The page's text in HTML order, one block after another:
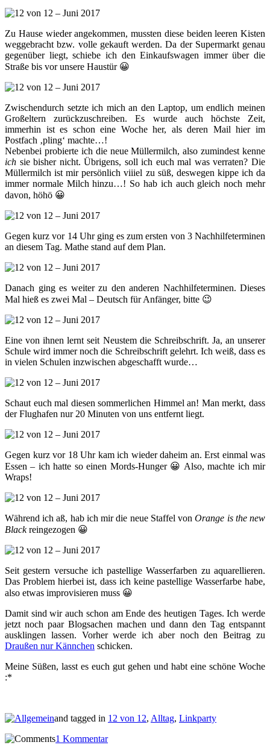
Zu Hause wieder angekommen, mussten diese beiden leeren Kisten
weggebracht bzw. volle gekauft werden. Da der Supermarkt genau
gegenüber liegt, schiebe ich den Einkaufswagen immer über die
Straße bis vor unsere Haustür 😀
Zwischendurch setzte ich mich an den Laptop, um endlich meinen
Großeltern zurückzuschreiben. Es wurde auch höchste Zeit,
immerhin ist es schon eine Woche her, als deren Mail hier im
Postfach ‚pling‘ machte…!
Nebenbei probierte ich die neue Müllermilch, also zumindest kenne
ich sie bisher nicht. Übrigens, soll ich euch mal was verraten? Die
Müllermilch ist mir persönlich viiiel zu süß, deswegen kippe ich da
immer normale Milch hinzu…! So hab ich auch gleich noch mehr
davon, höhö 😀
Gegen kurz vor 14 Uhr ging es zum ersten von 3 Nachhilfeterminen
an diesem Tag. Mathe stand auf dem Plan.
Danach ging es weiter zu den anderen Nachhilfeterminen. Dieses
Mal hieß es zwei Mal – Deutsch für Anfänger, bitte 😉
Eine von ihnen lernt seit Neustem die Schreibschrift. Ja, an unserer
Schule wird immer noch die Schreibschrift gelehrt. Ich weiß, dass es
in vielen Schulen inzwischen abgeschafft wurde…
Schaut euch mal diesen sommerlichen Himmel an! Man merkt, dass
der Flughafen nur 20 Minuten von uns entfernt liegt.
Gegen kurz vor 18 Uhr kam ich wieder daheim an. Erst einmal was
Essen – ich hatte so einen Mords-Hunger 😀 Also, machte ich mir
Wraps!
Während ich aß, hab ich mir die neue Staffel vonOrange is the new
Blackreingezogen 😀
Seit gestern versuche ich pastellige Wasserfarben zu aquarellieren.
Das Problem hierbei ist, dass ich keine pastellige Wasserfarbe habe,
also etwas improvisieren muss 😀
Damit sind wir auch schon am Ende des heutigen Tages. Ich werde
jetzt noch paar Blogsachen machen und dann den Tag entspannt
ausklingen lassen. Vorher werde ich aber noch den Beitrag zu
Draußen nur Kännchen schicken.
Meine Süßen, lasst es euch gut gehen und habt eine schöne Woche
:*
and tagged in 12 von 12, Alltag, Linkparty
1 Kommentar